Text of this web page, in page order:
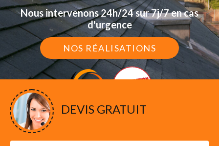
Nous intervenons 24h/24 sur 7j/7 en cas
d'urgence
NOS RÉALISATIONS
DEVIS GRATUIT